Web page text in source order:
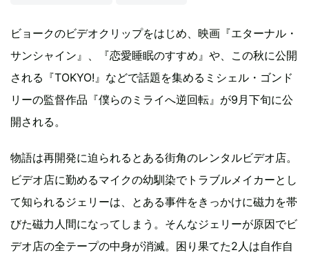
ビョークのビデオクリップをはじめ、映画『エターナル・
サンシャイン』、『恋愛睡眠のすすめ』や、この秋に公開
される『TOKYO!』などで話題を集めるミシェル・ゴンド
リーの監督作品『僕らのミライへ逆回転』が9月下旬に公
開される。
物語は再開発に迫られるとある街角のレンタルビデオ店。
ビデオ店に勤めるマイクの幼馴染でトラブルメイカーとし
て知られるジェリーは、とある事件をきっかけに磁力を帯
びた磁力人間になってしまう。そんなジェリーが原因でビ
デオ店の全テープの中身が消滅。困り果てた2人は自作自